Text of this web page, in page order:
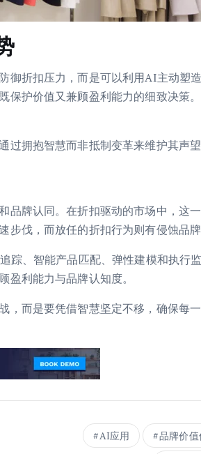
御折扣压力，而是可以利用AI主动塑
保护价值又兼顾盈利能力的细致决策
拥抱智慧而非抵制变革来维护其声望
品牌认同。在折扣驱动的市场中，这
伐，而放任的折扣行为则有侵蚀品牌
踪、智能产品匹配、弹性建模和执行
利能力与品牌认知度。
，而是要凭借智慧坚定不移，确保每
AI应用 品牌价值